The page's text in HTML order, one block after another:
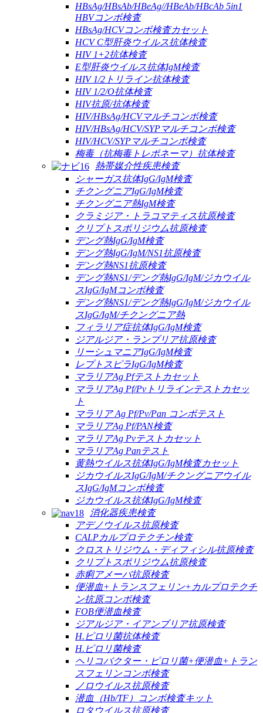
HBsAg/HBsAb/HBeAg//HBeAb/HBcAb 5in1
HBVコンボ検査
HBsAg/HCVコンボ検査カセット
HCV C型肝炎ウイルス抗体検査
HIV 1+2抗体検査
E型肝炎ウイルス抗体IgM検査
HIV 1/2トリライン抗体検査
HIV 1/2/O抗体検査
HIV抗原/抗体検査
HIV/HBsAg/HCVマルチコンボ検査
HIV/HBsAg/HCV/SYPマルチコンボ検査
HIV/HCV/SYPマルチコンボ検査
梅毒（抗梅毒トレポネーマ）抗体検査
熱帯媒介性疾患検査
シャーガス抗体IgG/IgM検査
チクングニアIgG/IgM検査
チクングニア熱IgM検査
クラミジア・トラコマティス抗原検査
クリプトスポリジウム抗原検査
デング熱IgG/IgM検査
デング熱IgG/IgM/NS1抗原検査
デング熱NS1抗原検査
デング熱NS1/デング熱IgG/IgM/ジカウイル
スIgG/IgMコンボ検査
デング熱NS1/デング熱IgG/IgM/ジカウイル
スIgG/IgM/チクングニア熱
フィラリア症抗体IgG/IgM検査
ジアルジア・ランブリア抗原検査
リーシュマニアIgG/IgM検査
レプトスピラIgG/IgM検査
マラリアAg Pfテストカセット
マラリアAg Pf/Pvトリラインテストカセッ
ト
マラリア Ag Pf/Pv/Pan コンボテスト
マラリアAg Pf/PAN検査
マラリアAg Pvテストカセット
マラリアAg Panテスト
黄熱ウイルス抗体IgG/IgM検査カセット
ジカウイルスIgG/IgM/チクングニアウイル
スIgG/IgMコンボ検査
ジカウイルス抗体IgG/IgM検査
消化器疾患検査
アデノウイルス抗原検査
CALPカルプロテクチン検査
クロストリジウム・ディフィシル抗原検査
クリプトスポリジウム抗原検査
赤痢アメーバ抗原検査
便潜血+トランスフェリン+カルプロテクチ
ン抗原コンボ検査
FOB便潜血検査
ジアルジア・イアンブリア抗原検査
H.ピロリ菌抗体検査
H.ピロリ菌検査
ヘリコバクター・ピロリ菌+便潜血+トラン
スフェリンコンボ検査
ノロウイルス抗原検査
潜血（Hb/TF）コンボ検査キット
ロタウイルス抗原検査